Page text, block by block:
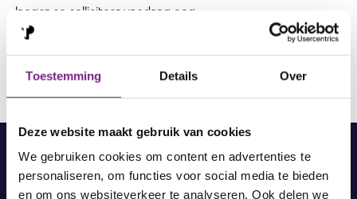
Toestemming Details Over
Deze website maakt gebruik van cookies
We gebruiken cookies om content en advertenties te
personaliseren, om functies voor social media te bieden
en om ons websiteverkeer te analyseren. Ook delen we
langer en solliciteer vandaag nog.
Werkenvanuit huis